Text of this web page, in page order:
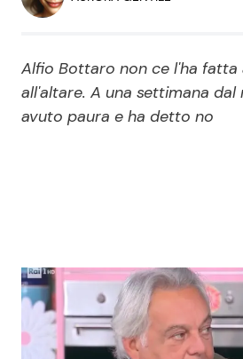
Economia
Persone Scomparse
Politica
News Cinema
News Musica
Alfio Bottaro non ce l'ha fatta
all'altare. A una settimana
avuto paura e ha detto no